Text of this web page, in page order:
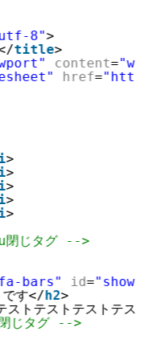
8">
title>
content=
href="
>
>
>
>
>
じタグ -->
bars" id="show"
です</h2>
ストテストテストテス
じタグ -->